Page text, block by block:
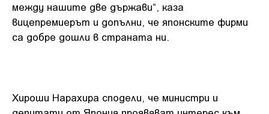
между нашите две държави“, каза
вицепремиерът и допълни, че японските фирми
са добре дошли в страната ни.
Хироши Нарахира сподели, че министри и